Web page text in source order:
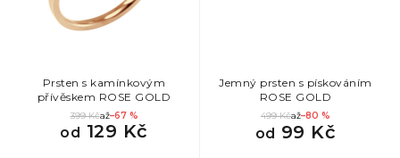
Prsten s kamínkovým
přívěskem ROSE GOLD
399 Kčaž–67 %
od 129 Kč
Jemný prsten s pískováním
ROSE GOLD
499 Kčaž–80 %
od 99 Kč